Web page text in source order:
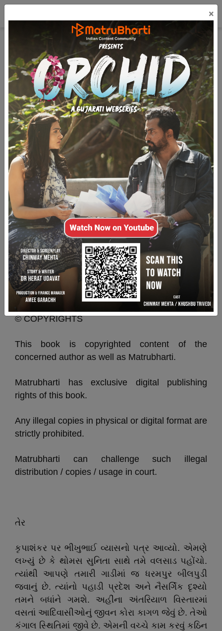
×
Zanza Ane Jivan - 13
(38.7k) 5.8k 2 2k
ઝંઝા અને જીવન
(લઘુનવલકથા)
ગણેશ સિન્ધવ
‘બાદલ’
© COPYRIGHTS
This book is copyrighted content of the
concerned author as well as Matrubharti.
Matrubharti has exclusive digital publishing
rights of this book.
Any illegal copies in physical or digital format are
strictly prohibited.
Matrubharti can challenge such illegal
distribution / copies / usage in court.
તેર
કૃપાશંકર પર ભીખુભાઈ વ્યાસનો પત્ર આવ્યો. એમણે
લખ્યું છે કે થોમસ સુનિતા સાથે તમે વલસાડ પહોંચો.
ત્યાંથી આપણે તમારી ગાડીમાં જ ધરમપુર બીલપુડી
જવાનું છે. ત્યાંનો પહાડી પ્રદેશ અને નૈસર્ગિક દૃશ્યો
તમને બધાંને ગમશે. અહીંના અંતરિયાળ વિસ્તારમાં
વસતાં આદિવાસીઓનું જીવન કોરા કાગળ જેવું છે. તેઓ
કંગાલ સ્થિતિમાં જીવે છે. એમની વચ્ચે કામ કરવું કઠિન